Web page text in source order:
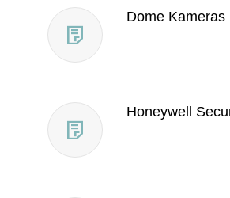
Dome Kameras
Honeywell